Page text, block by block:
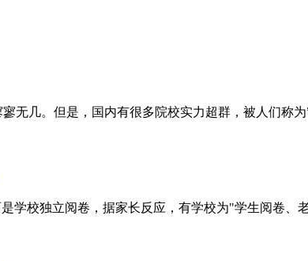
无几。但是，国内有很多院校实力超群，被人们称为
学校独立阅卷，据家长反应，有学校为"学生阅卷、